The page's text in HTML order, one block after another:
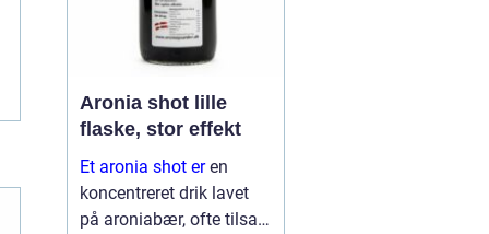
Aronia shot lille
flaske, stor effekt
Et aronia shot eren
koncentreret drik lavet
på aroniabær, ofte tilsat